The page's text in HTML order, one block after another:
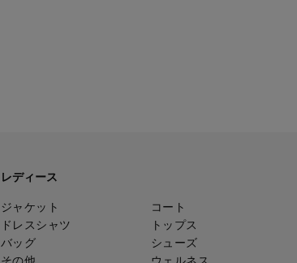
レディース
ジャケット コート
ドレスシャツ
トップス
バッグ
シューズ